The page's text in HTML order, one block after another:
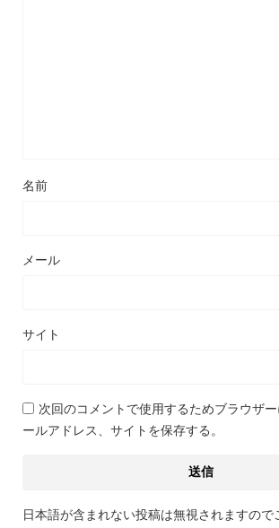
名前
メール
サイト
次回のコメントで使用するためブラウザ
ールアドレス、サイトを保存する。
日本語が含まれない投稿は無視されますので